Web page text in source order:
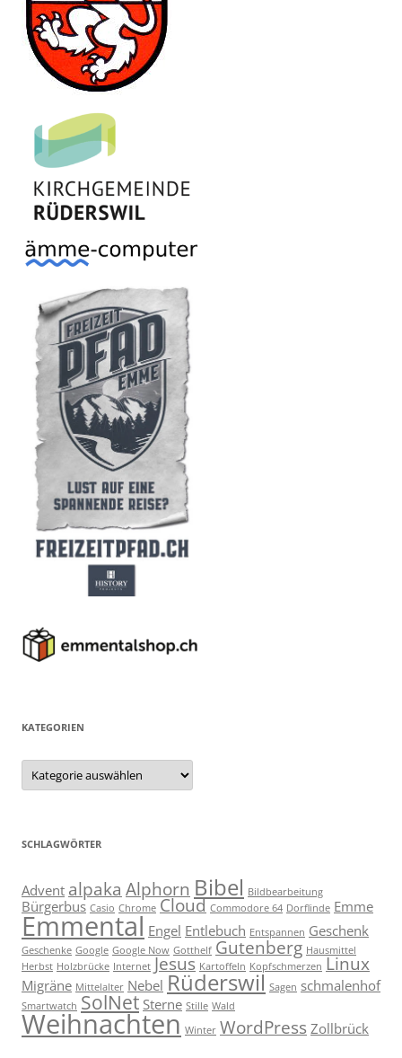
KATEGORIEN
Kategorien
SCHLAGWÖRTER
Advent alpaka Alphorn Bibel Bildbearbeitung
Bürgerbus Casio Chrome Cloud Commodore 64 Dorflinde Emme
Emmental Engel Entlebuch Entspannen Geschenk
Geschenke Google Google Now Gotthelf Gutenberg Hausmittel
Herbst Holzbrücke Internet Jesus Kartoffeln Kopfschmerzen Linux
Migräne Mittelalter Nebel Rüderswil Sagen schmalenhof
Smartwatch SolNet Sterne Stille Wald
Weihnachten Winter WordPress Zollbrück